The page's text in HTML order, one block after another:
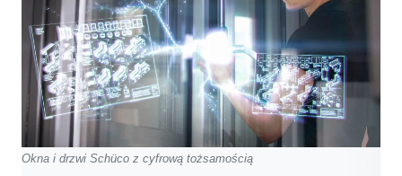
Okna i drzwi Schüco z cyfrową tożsamością